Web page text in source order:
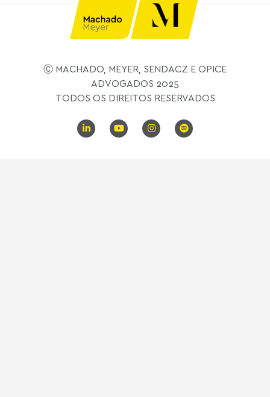
Ⓒ MACHADO, MEYER, SENDACZ E OPICE
ADVOGADOS 2025
TODOS OS DIREITOS RESERVADOS